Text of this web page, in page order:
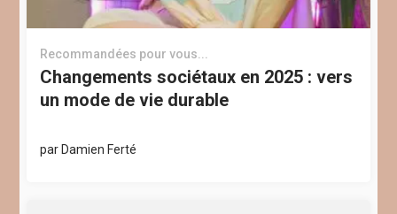
Recommandées pour vous...
Changements sociétaux en 2025 : vers
un mode de vie durable
par Damien Ferté